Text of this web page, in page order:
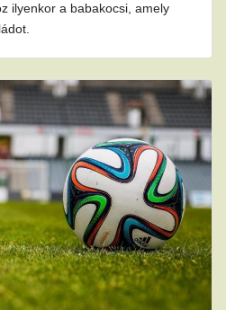
ilyenkor a babakocsi, amely